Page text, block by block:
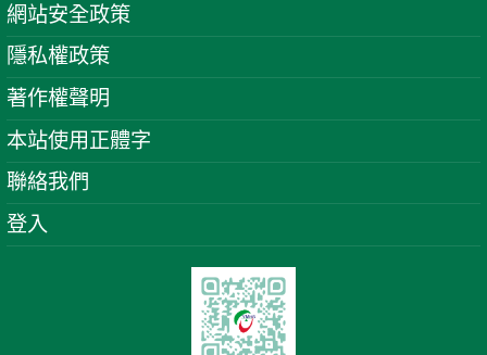
網站安全政策
隱私權政策
著作權聲明
本站使用正體字
聯絡我們
登入